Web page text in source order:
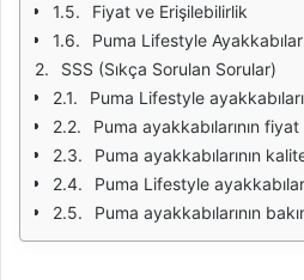
Fiyat ve Erişilebilirlik
Puma Lifestyle
SSS (Sıkça Sorulan Sorular)
Puma Lifestyle
Puma ayakkabılarının fiyat
Puma ayakkabılarının
Puma Lifestyle ayakkabıları
Puma ayakkabılarının